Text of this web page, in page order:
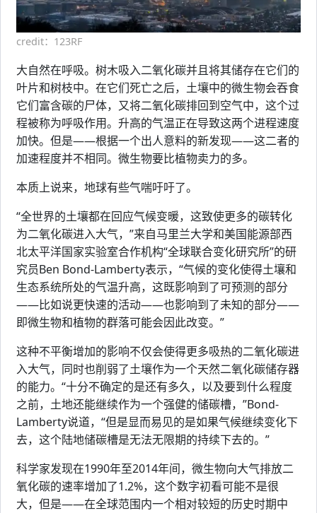
credit：123RF
大自然在呼吸。树木吸入二氧化碳并且将其储存在它们的
叶片和树枝中。在它们死亡之后，土壤中的微生物会吞食
它们富含碳的尸体，又将二氧化碳排回到空气中，这个过
程被称为呼吸作用。升高的气温正在导致这两个进程速度
加快。但是——根据一个出人意料的新发现——这二者的
加速程度并不相同。微生物要比植物卖力的多。
本质上说来，地球有些气喘吁吁了。
“全世界的土壤都在回应气候变暖，这致使更多的碳转化
为二氧化碳进入大气，”来自马里兰大学和美国能源部西
北太平洋国家实验室合作机构“全球联合变化研究所”的研
究员Ben Bond-Lamberty表示，“气候的变化使得土壤和
生态系统所处的气温升高，这既影响到了可预测的部分
——比如说更快速的活动——也影响到了未知的部分——
即微生物和植物的群落可能会因此改变。”
这种不平衡增加的影响不仅会使得更多吸热的二氧化碳进
入大气，同时也削弱了土壤作为一个天然二氧化碳储存器
的能力。“十分不确定的是还有多久，以及要到什么程度
之前，土地还能继续作为一个强健的储碳槽，”Bond-
Lamberty说道，“但是显而易见的是如果气候继续变化下
去，这个陆地储碳槽是无法无限期的持续下去的。”
科学家发现在1990年至2014年间，微生物向大气排放二
氧化碳的速率增加了1.2%，这个数字初看可能不是很
大，但是——在全球范围内一个相对较短的历史时期中